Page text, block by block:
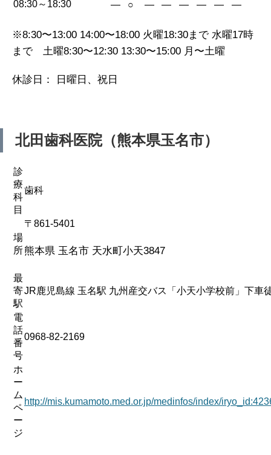
08:30～18:30 — ○ — — — — — —
※8:30〜13:00 14:00〜18:00 火曜18:30まで 水曜17時
まで 土曜8:30〜12:30 13:30〜15:00 月〜土曜
休診日： 日曜日、祝日
北田歯科医院（熊本県玉名市）
診
療
科
目
歯科
場
所
〒861-5401
熊本県 玉名市 天水町小天3847
最
寄
駅
JR鹿児島線 玉名駅 九州産交バス「小天小学校前」下車
電
話
番
号
0968-82-2169
ホ
ー
ム
ペ
ー
ジ
http://mis.kumamoto.med.or.jp/medinfos/index/